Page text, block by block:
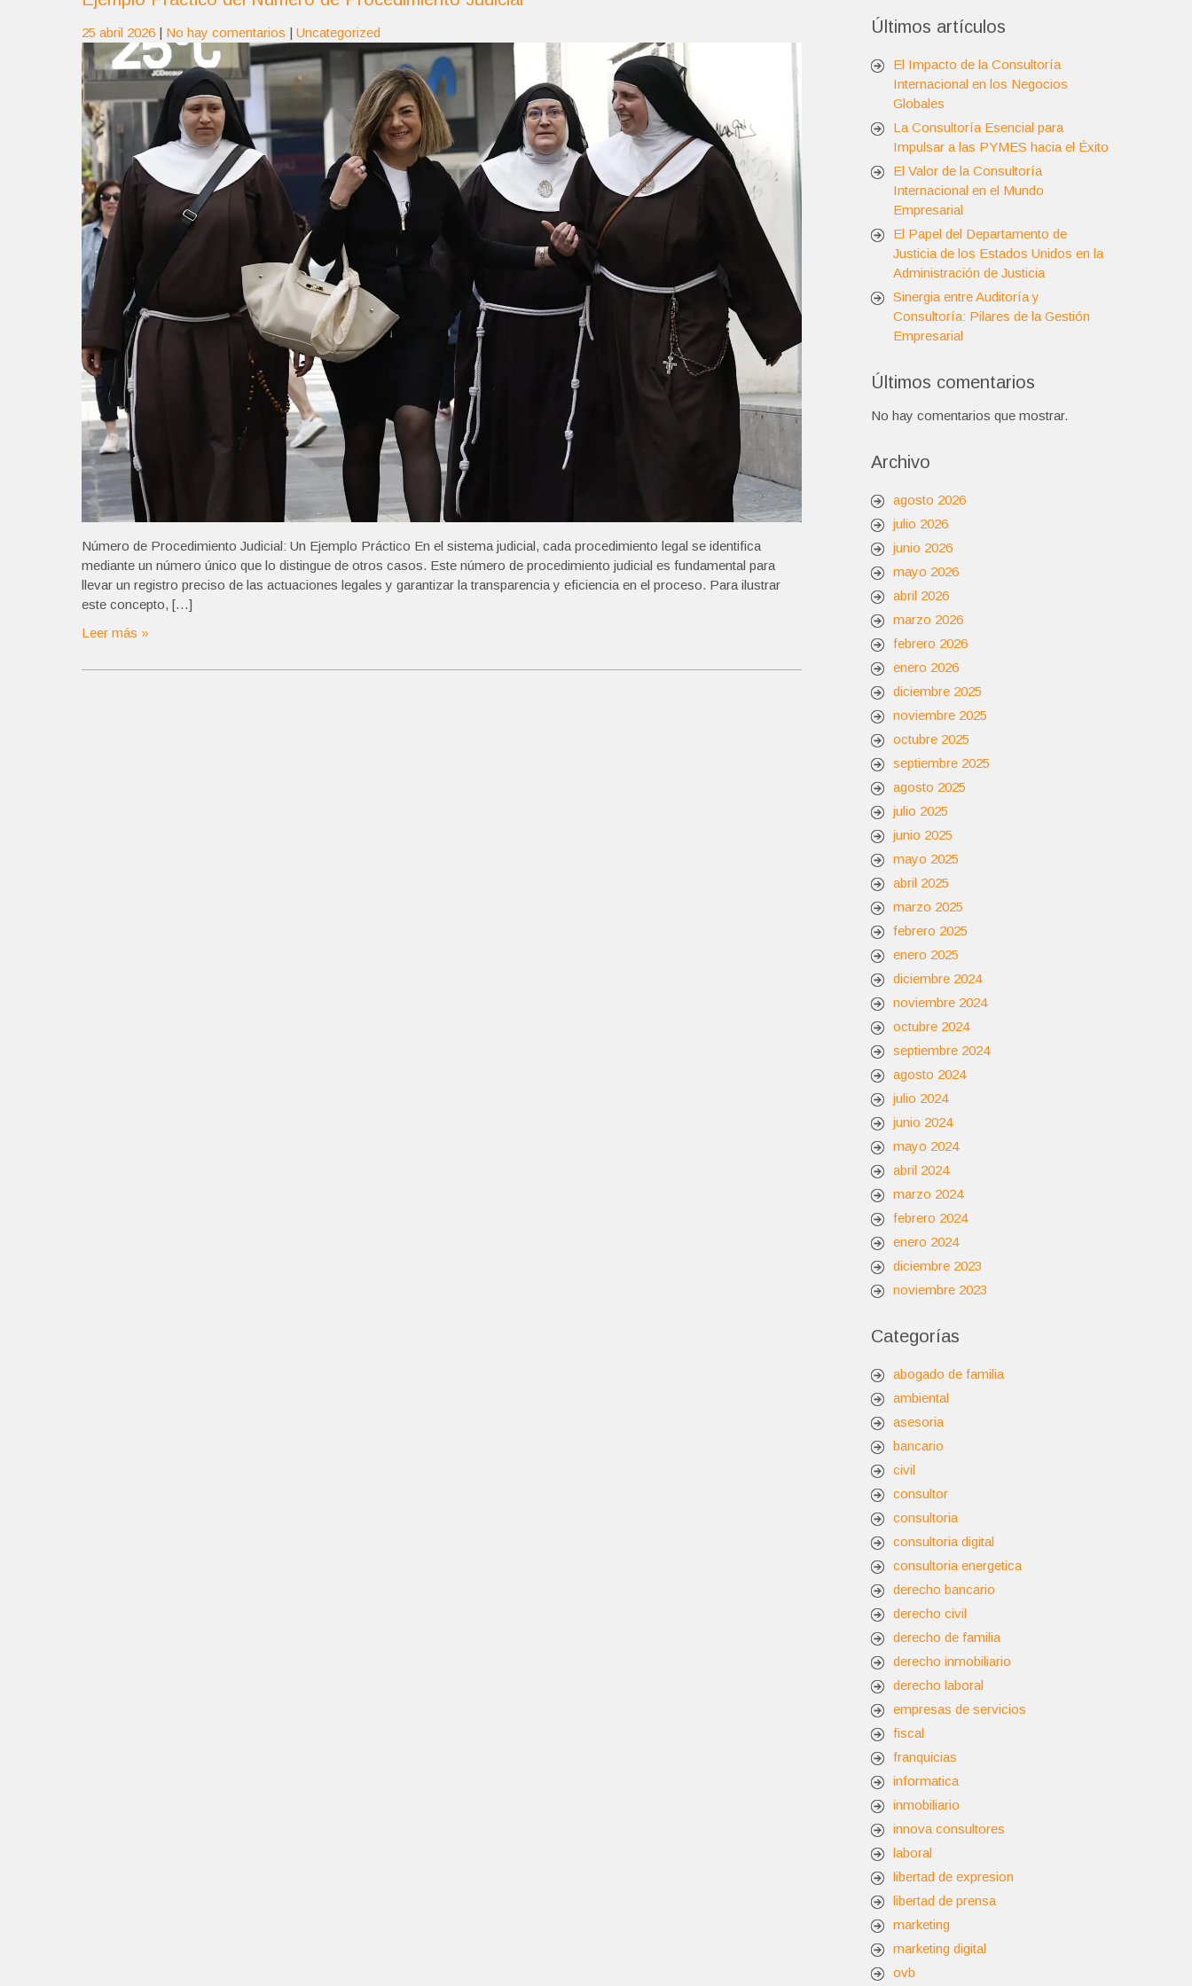
25 abril 2026 | No hay comentarios | Uncategorized
Número de Procedimiento Judicial: Un Ejemplo Práctico En el sistema judicial, cada procedimiento legal se identifica
mediante un número único que lo distingue de otros casos. Este número de procedimiento judicial es fundamental para
llevar un registro preciso de las actuaciones legales y garantizar la transparencia y eficiencia en el proceso. Para ilustrar
este concepto, […]
Leer más »
Últimos artículos
El Impacto de la Consultoría
Internacional en los Negocios
Globales
La Consultoría Esencial para
Impulsar a las PYMES hacia el Éxito
El Valor de la Consultoría
Internacional en el Mundo
Empresarial
El Papel del Departamento de
Justicia de los Estados Unidos en la
Administración de Justicia
Sinergia entre Auditoría y
Consultoría: Pilares de la Gestión
Empresarial
Últimos comentarios
No hay comentarios que mostrar.
Archivo
agosto 2026
julio 2026
junio 2026
mayo 2026
abril 2026
marzo 2026
febrero 2026
enero 2026
diciembre 2025
noviembre 2025
octubre 2025
septiembre 2025
agosto 2025
julio 2025
junio 2025
mayo 2025
abril 2025
marzo 2025
febrero 2025
enero 2025
diciembre 2024
noviembre 2024
octubre 2024
septiembre 2024
agosto 2024
julio 2024
junio 2024
mayo 2024
abril 2024
marzo 2024
febrero 2024
enero 2024
diciembre 2023
noviembre 2023
Categorías
abogado de familia
ambiental
asesoria
bancario
civil
consultor
consultoria
consultoria digital
consultoria energetica
derecho bancario
derecho civil
derecho de familia
derecho inmobiliario
derecho laboral
empresas de servicios
fiscal
franquicias
informatica
inmobiliario
innova consultores
laboral
libertad de expresion
libertad de prensa
marketing
marketing digital
ovb